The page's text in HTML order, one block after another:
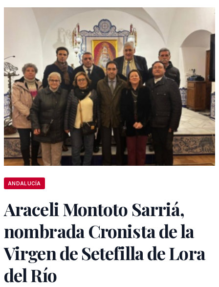
ANDALUCÍA
Araceli Montoto Sarriá,
nombrada Cronista de la
Virgen de Setefilla de Lora
del Río